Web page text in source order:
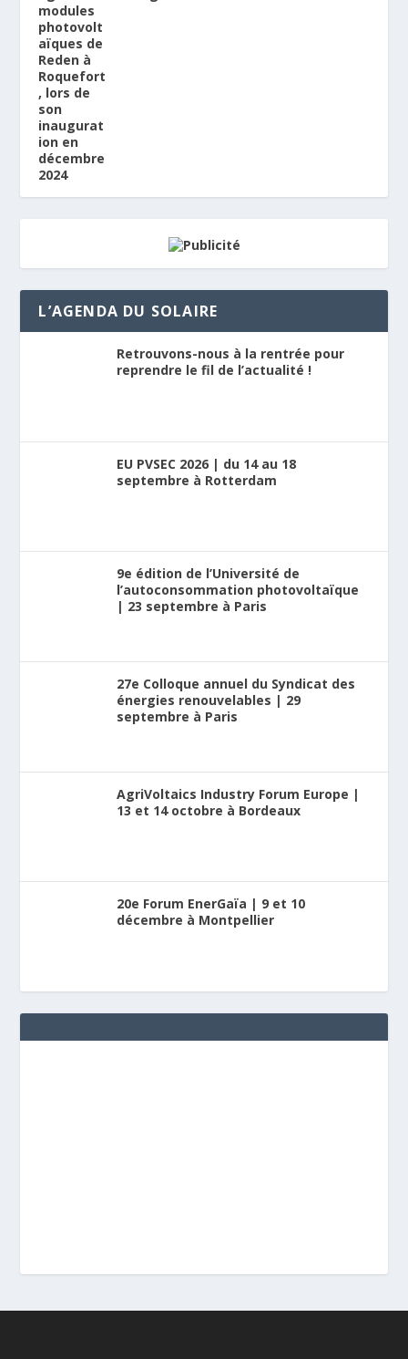
L’AGENDA DU SOLAIRE
Retrouvons-nous à la rentrée pour
reprendre le fil de l’actualité !
EU PVSEC 2026 | du 14 au 18
septembre à Rotterdam
9e édition de l’Université de
l’autoconsommation photovoltaïque
| 23 septembre à Paris
27e Colloque annuel du Syndicat des
énergies renouvelables | 29
septembre à Paris
AgriVoltaics Industry Forum Europe |
13 et 14 octobre à Bordeaux
20e Forum EnerGaïa | 9 et 10
décembre à Montpellier